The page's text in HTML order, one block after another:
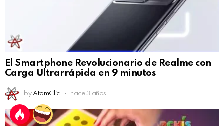
El Smartphone Revolucionario de Realme con
Carga Ultrarrápida en 9 minutos
by AtomClic hace 3 años